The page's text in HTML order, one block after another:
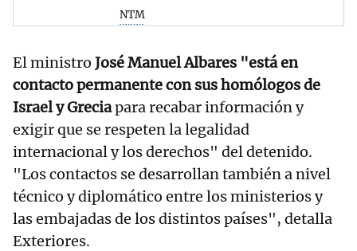
NTM
El ministro José Manuel Albares "está en
contacto permanente con sus homólogos de
Israel y Greciapara recabar información y
exigir que se respeten la legalidad
internacional y los derechos" del detenido.
"Los contactos se desarrollan también a nivel
técnico y diplomático entre los ministerios y
las embajadas de los distintos países", detalla
Exteriores.